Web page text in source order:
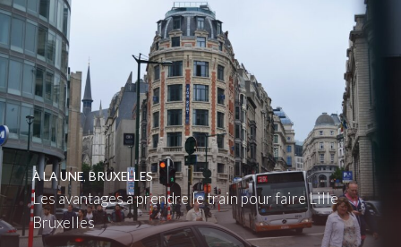
Les avantages à prendre le train pour faire Lille
Bruxelles
À LA UNE, BRUXELLES